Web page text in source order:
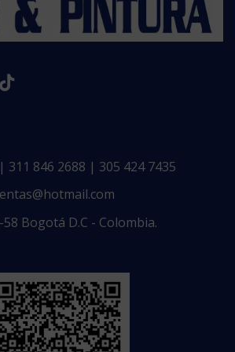
311 846 2688 | 305 424 7435
58 Bogotá D.C - Colombia.